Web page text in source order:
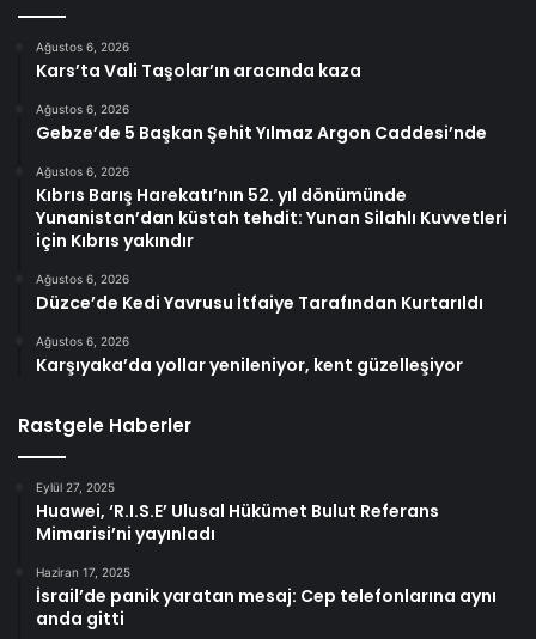
Ağustos 6, 2026
Kars’ta Vali Taşolar’ın aracında kaza
Ağustos 6, 2026
Gebze’de 5 Başkan Şehit Yılmaz Argon Caddesi’nde
Ağustos 6, 2026
Kıbrıs Barış Harekatı’nın 52. yıl dönümünde
Yunanistan’dan küstah tehdit: Yunan Silahlı Kuvvetleri
için Kıbrıs yakındır
Ağustos 6, 2026
Düzce’de Kedi Yavrusu İtfaiye Tarafından Kurtarıldı
Ağustos 6, 2026
Karşıyaka’da yollar yenileniyor, kent güzelleşiyor
Rastgele Haberler
Eylül 27, 2025
Huawei, ‘R.I.S.E’ Ulusal Hükümet Bulut Referans
Mimarisi’ni yayınladı
Haziran 17, 2025
İsrail’de panik yaratan mesaj: Cep telefonlarına aynı
anda gitti